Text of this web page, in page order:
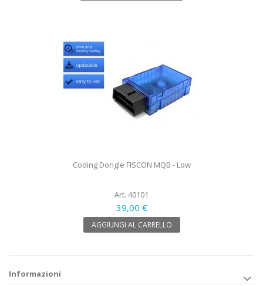
Coding Dongle FISCON MQB - Low
Art. 40101
39,00 €
AGGIUNGI AL CARRELLO
Informazioni